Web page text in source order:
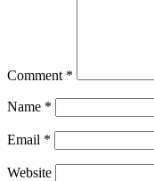
Comment *
Name *
Email *
Website